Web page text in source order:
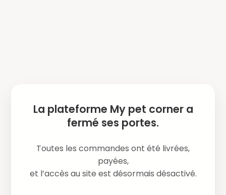
La plateforme My pet corner a
fermé ses portes.
Toutes les commandes ont été livrées,
payées,
et l’accès au site est désormais désactivé.